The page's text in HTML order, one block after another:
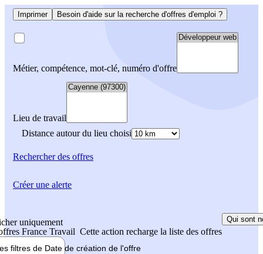
Imprimer Besoin d'aide sur la recherche d'offres d'emploi ?
Métier, compétence, mot-clé, numéro d'offre
Lieu de travail
Distance autour du lieu choisi
Rechercherdes offres
uniquement
France Travail Cette action recharge la liste des offres
Qui sont
filtres de Date de création de l'offre
Créer une alerte